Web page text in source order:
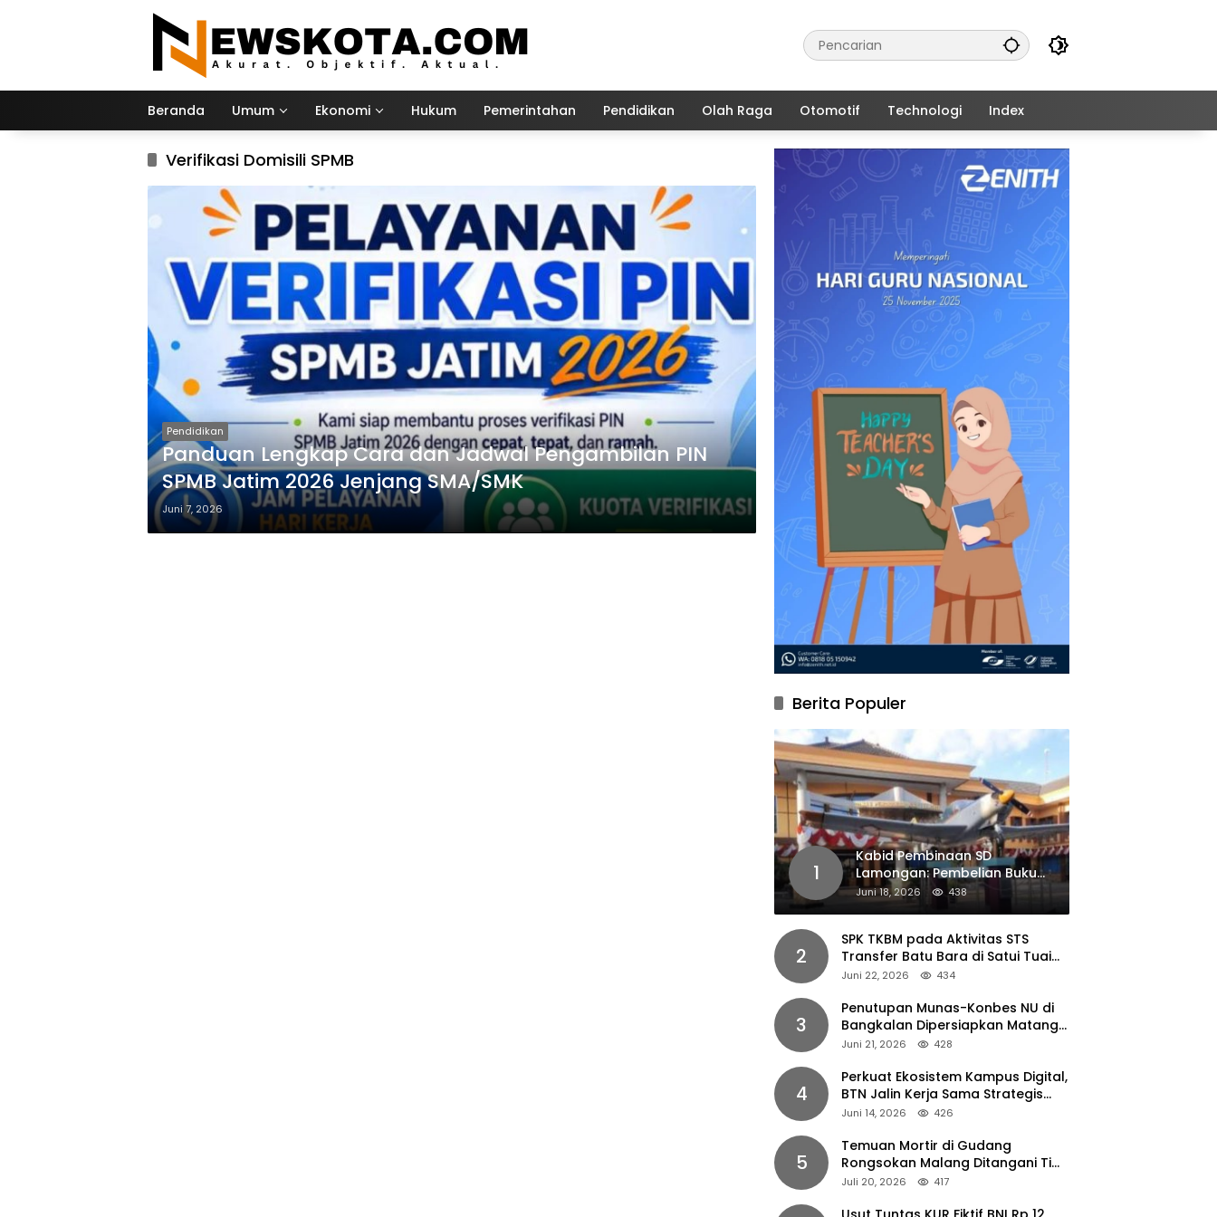
Beranda Umum Ekonomi Hukum Pemerintahan Pendidikan Olah Raga Otomotif Technologi Index
Verifikasi Domisili SPMB
Pendidikan
Panduan Lengkap Cara dan Jadwal Pengambilan PIN
SPMB Jatim 2026 Jenjang SMA/SMK
Juni 7, 2026
Berita Populer
1
Kabid Pembinaan SD
Lamongan: Pembelian Buku
Pendamping Tidak Boleh
Dipaksakan
Juni 18, 2026 438
2
SPK TKBM pada Aktivitas STS
Transfer Batu Bara di Satui Tuai
Sorotan
Juni 22, 2026 434
3
Penutupan Munas-Konbes NU di
Bangkalan Dipersiapkan Matang,
Gus Ipul Turun Tangan
Juni 21, 2026 428
4
Perkuat Ekosistem Kampus Digital,
BTN Jalin Kerja Sama Strategis
dengan UNAIR
Juni 14, 2026 426
5
Temuan Mortir di Gudang
Rongsokan Malang Ditangani Tim
Gegana Polda Jatim
Juli 20, 2026 417